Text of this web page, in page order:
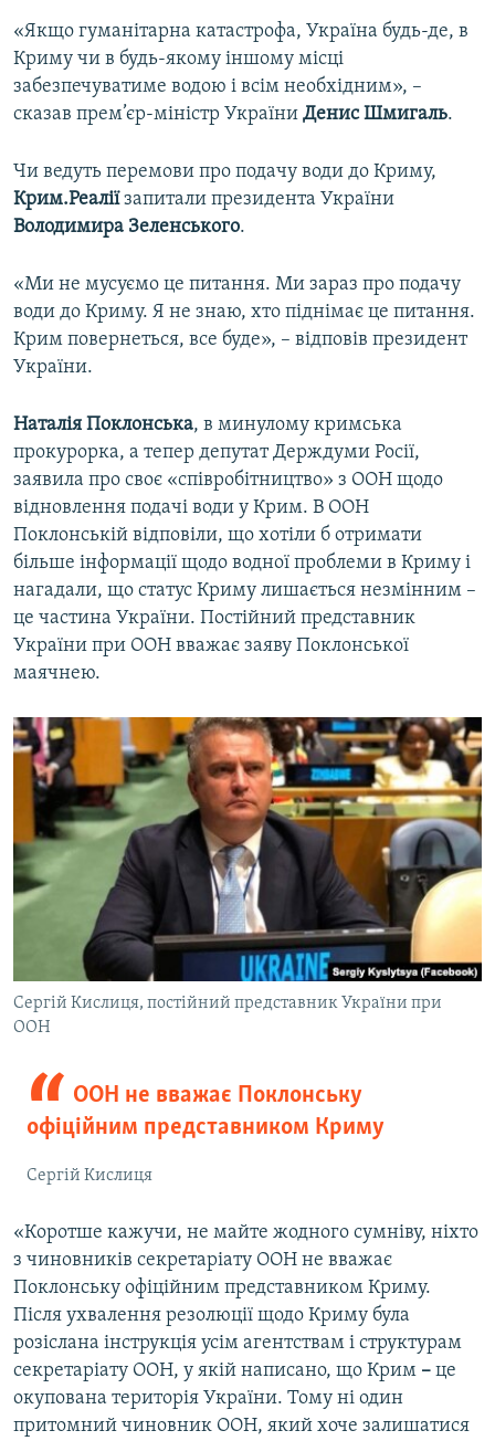
«Якщо гуманітарна катастрофа, Україна будь-де, в
Криму чи в будь-якому іншому місці
забезпечуватиме водою і всім необхідним», –
сказав прем’єр-міністр України Денис Шмигаль.
Чи ведуть перемови про подачу води до Криму,
Крим.Реаліїзапитали президента України
Володимира Зеленського.
«Ми не мусуємо це питання. Ми зараз про подачу
води до Криму. Я не знаю, хто піднімає це питання.
Крим повернеться, все буде», – відповів президент
України.
Наталія Поклонська, в минулому кримська
прокурорка, а тепер депутат Держдуми Росії,
заявила про своє «співробітництво» з ООН щодо
відновлення подачі води у Крим. В ООН
Поклонській відповіли, що хотіли б отримати
більше інформації щодо водної проблеми в Криму і
нагадали, що статус Криму лишається незмінним –
це частина України. Постійний представник
України при ООН вважає заяву Поклонської
маячнею.
Сергій Кислиця, постійний представник України при
ООН
ООН не вважає Поклонську
офіційним представником Криму
Сергій Кислиця
«Коротше кажучи, не майте жодного сумніву, ніхто
з чиновників секретаріату ООН не вважає
Поклонську офіційним представником Криму.
Після ухвалення резолюції щодо Криму була
розіслана інструкція усім агентствам і структурам
секретаріату ООН, у якій написано, що Крим – це
окупована територія України. Тому ні один
притомний чиновник ООН, який хоче залишатися